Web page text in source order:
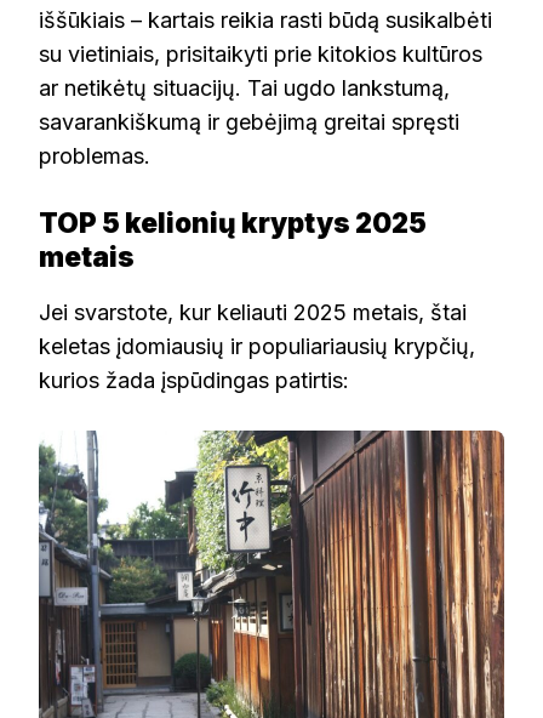
iššūkiais – kartais reikia rasti būdą susikalbėti
su vietiniais, prisitaikyti prie kitokios kultūros
ar netikėtų situacijų. Tai ugdo lankstumą,
savarankiškumą ir gebėjimą greitai spręsti
problemas.
TOP 5 kelionių kryptys 2025
metais
Jei svarstote, kur keliauti 2025 metais, štai
keletas įdomiausių ir populiariausių krypčių,
kurios žada įspūdingas patirtis: